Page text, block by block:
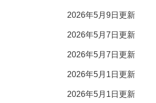
2026年5月9日更新
2026年5月7日更新
2026年5月7日更新
2026年5月1日更新
2026年5月1日更新